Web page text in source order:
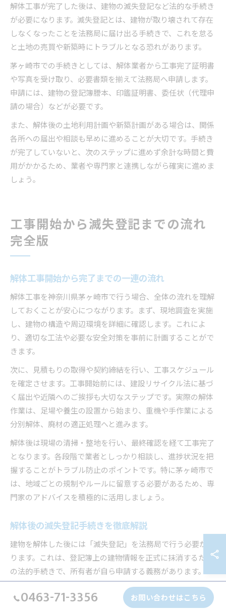
解体工事が完了した後は、建物の滅失登記など法的な手続き
が必要になります。滅失登記とは、建物が取り壊されて存在
しなくなったことを法務局に届け出る手続きで、これを怠る
と土地の売買や新築時にトラブルとなる恐れがあります。
茅ヶ崎市での手続きとしては、解体業者から工事完了証明書
や写真を受け取り、必要書類を揃えて法務局へ申請します。
申請には、建物の登記簿謄本、印鑑証明書、委任状（代理申
請の場合）などが必要です。
また、解体後の土地利用計画や新築計画がある場合は、関係
各所への届出や相談も早めに進めることが大切です。手続き
が完了していないと、次のステップに進めず余計な時間と費
用がかかるため、業者や専門家と連携しながら確実に進めま
しょう。
工事開始から滅失登記までの流れ
完全版
解体工事開始から完了までの一連の流れ
解体工事を神奈川県茅ヶ崎市で行う場合、全体の流れを理解
しておくことが安心につながります。まず、現地調査を実施
し、建物の構造や周辺環境を詳細に確認します。これによ
り、適切な工法や必要な安全対策を事前に計画することがで
きます。
次に、見積もりの取得や契約締結を行い、工事スケジュール
を確定させます。工事開始前には、建設リサイクル法に基づ
く届出や近隣へのご挨拶も大切なステップです。実際の解体
作業は、足場や養生の設置から始まり、重機や手作業による
分別解体、廃材の適正処理へと進みます。
解体後は現場の清掃・整地を行い、最終確認を経て工事完了
となります。各段階で業者としっかり相談し、進捗状況を把
握することがトラブル防止のポイントです。特に茅ヶ崎市で
は、地域ごとの規制やルールに留意する必要があるため、専
門家のアドバイスを積極的に活用しましょう。
解体後の滅失登記手続きを徹底解説
建物を解体した後には「滅失登記」を法務局で行う必要があ
ります。これは、登記簿上の建物情報を正式に抹消するため
の法的手続きで、所有者が自ら申請する義務があります。
滅失登記を怠ると、固定資産税の課税が続いたり、将来の土
地売買や新築時に余計な手間が発生するリスクがあります。
0463-71-3356 お問い合わせはこちら